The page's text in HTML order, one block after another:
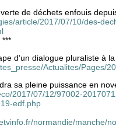
de déchets enfouis
article/2017/07/10/des-
d’un dialogue pluraliste à
Actualites/Pages/
sa pleine puissance en
2017/07/12/97002-
edf.php
normandie/manche/